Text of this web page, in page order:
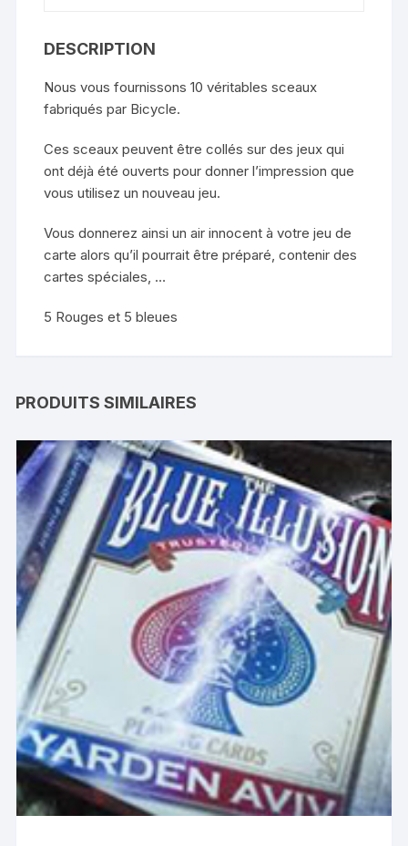
DESCRIPTION
Nous vous fournissons 10 véritables sceaux
fabriqués par Bicycle.
Ces sceaux peuvent être collés sur des jeux qui
ont déjà été ouverts pour donner l’impression que
vous utilisez un nouveau jeu.
Vous donnerez ainsi un air innocent à votre jeu de
carte alors qu’il pourrait être préparé, contenir des
cartes spéciales, …
5 Rouges et 5 bleues
PRODUITS SIMILAIRES